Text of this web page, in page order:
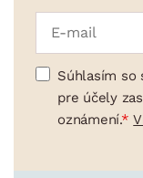
Súhlasím so
pre účely
oznámení.